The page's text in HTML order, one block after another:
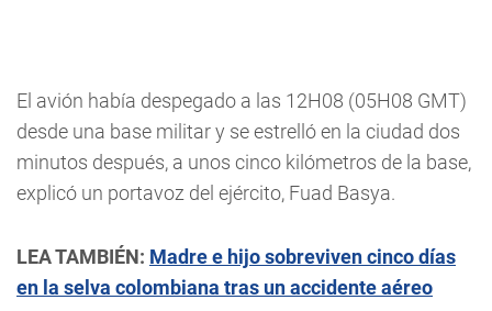
El avión había despegado a las 12H08 (05H08 GMT)
desde una base militar y se estrelló en la ciudad dos
minutos después, a unos cinco kilómetros de la base,
explicó un portavoz del ejército, Fuad Basya.
LEA TAMBIÉN: Madre e hijo sobreviven cinco días
en la selva colombiana tras un accidente aéreo